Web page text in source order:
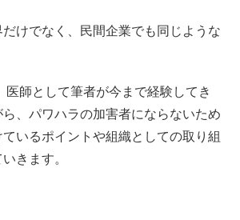
けでなく、民間企業でも同じような
医師として筆者が今まで経験してき
、パワハラの加害者にならないため
いるポイントや組織としての取り組
きます。